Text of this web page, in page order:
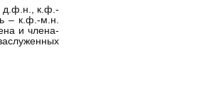
д.ф.н., к.ф.-
– к.ф.-м.н.
и члена-